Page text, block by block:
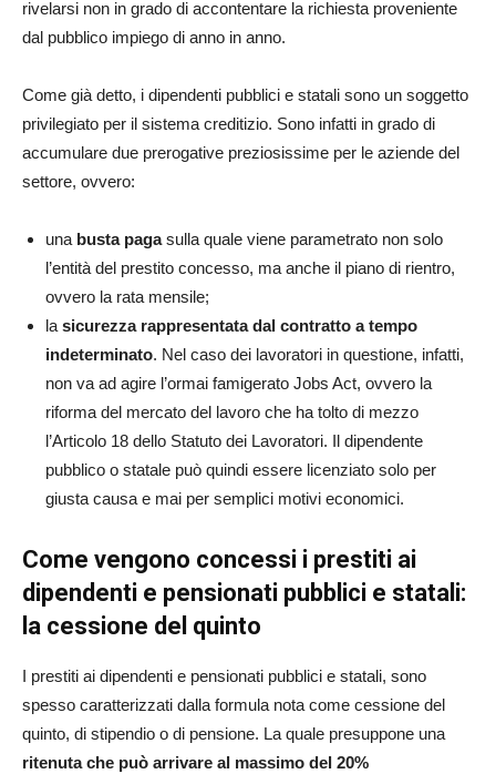
rivelarsi non in grado di accontentare la richiesta proveniente
dal pubblico impiego di anno in anno.
Come già detto, i dipendenti pubblici e statali sono un soggetto
privilegiato per il sistema creditizio. Sono infatti in grado di
accumulare due prerogative preziosissime per le aziende del
settore, ovvero:
una busta pagasulla quale viene parametrato non solo
l’entità del prestito concesso, ma anche il piano di rientro,
ovvero la rata mensile;
la sicurezza rappresentata dal contratto a tempo
indeterminato. Nel caso dei lavoratori in questione, infatti,
non va ad agire l’ormai famigerato Jobs Act, ovvero la
riforma del mercato del lavoro che ha tolto di mezzo
l’Articolo 18 dello Statuto dei Lavoratori. Il dipendente
pubblico o statale può quindi essere licenziato solo per
giusta causa e mai per semplici motivi economici.
Come vengono concessi i prestiti ai
dipendenti e pensionati pubblici e statali:
la cessione del quinto
I prestiti ai dipendenti e pensionati pubblici e statali, sono
spesso caratterizzati dalla formula nota come cessione del
quinto, di stipendio o di pensione. La quale presuppone una
ritenuta che può arrivare al massimo del 20%